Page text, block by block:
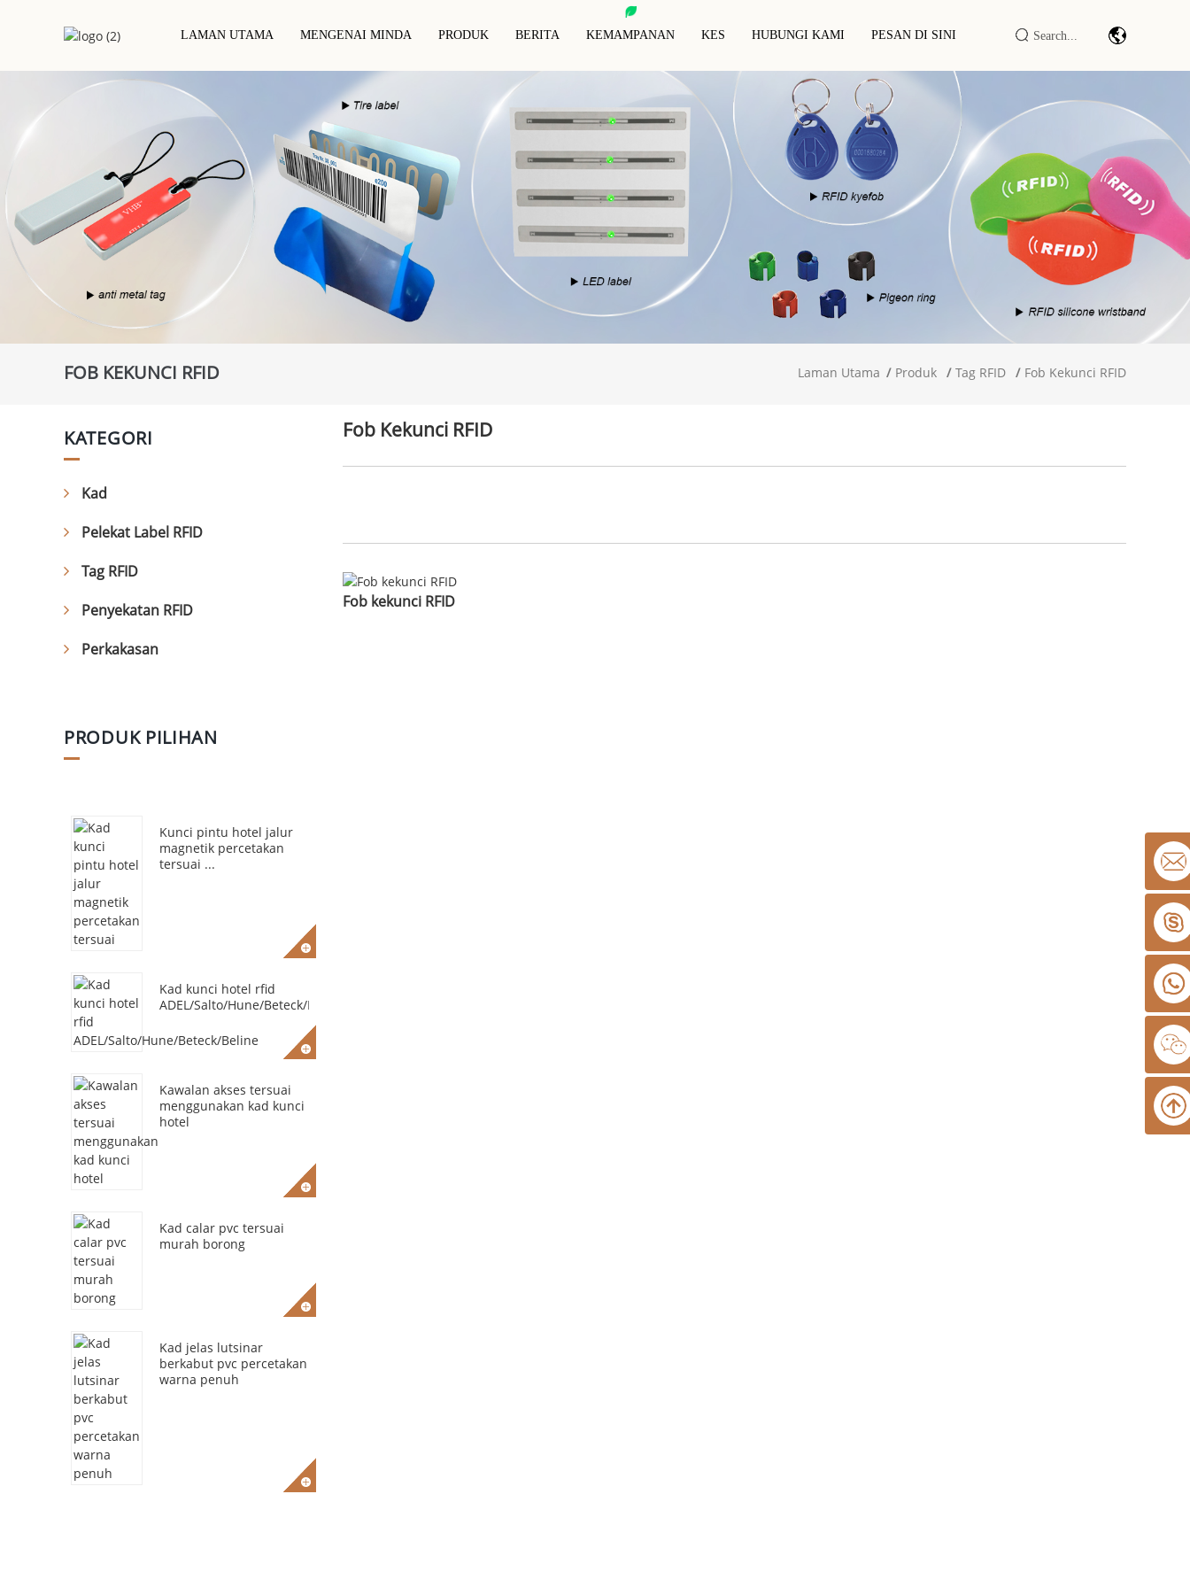
LAMAN UTAMA MENGENAI MINDA PRODUK
Hubungi Kad Cip IC
Kad PVC Kad RFID / NFC
Kad Epoksi RFID
Kad Berasaskan Projek
Kad Logam
Pelekat/Inlay Basah RFID
Label/pelekat Putih RFID
Tag Haiwan RFID
Fob Kekunci RFID
Gelang Tangan RFID Tag Rfid Khas
Kad Penyekat RFID
Sarung Penyekat RFID
Dompet Penyekat RFID
Modul/enjin Imbasan Kod Bar
DTU/RTU IOT Perindustrian
Pembaca/penulis RFID LF/HF/UHF
Kabinet/Terminal Pintar RFID
BERITA KEMAMPANAN KES HUBUNGI KAMI PESAN DI SINI
FOB KEKUNCI RFID Laman Utama Produk Tag RFID Fob Kekunci RFID
KATEGORI
Kad
Pelekat Label RFID
Tag RFID
Penyekatan RFID
Perkakasan
PRODUK PILIHAN
Kunci pintu hotel jalur
magnetik percetakan
tersuai ...
Kad kunci hotel rfid
ADEL/Salto/Hune/Beteck/Beline
Kawalan akses tersuai
menggunakan kad kunci
hotel
Kad calar pvc tersuai
murah borong
Kad jelas lutsinar
berkabut pvc percetakan
warna penuh
Fob Kekunci RFID
Fob kekunci RFID